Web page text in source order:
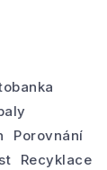
Porovnání
Recyklace